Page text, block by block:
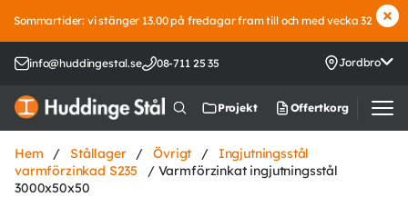
Sommartider: vi stänger 13.00 på fredagar fram till och med vecka 32
info@huddingestal.se 08-711 25 35 Jordbro
Projekt Offertkorg
Hem / Stållager / Övrigt /
Ingjutningsstål
varmförzinkad S235
/ Varmförzinkat ingjutningsstål
3000x50x50